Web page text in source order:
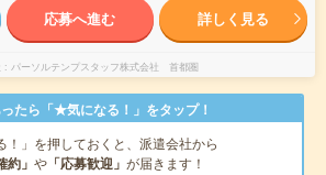
応募へ進む 詳しく見る
パーソルテンプスタッフ株式会社 首都圏
たら「★気になる！」をタップ！
！」を押しておくと、派遣会社から
約」 や 「応募歓迎」 が届きます！